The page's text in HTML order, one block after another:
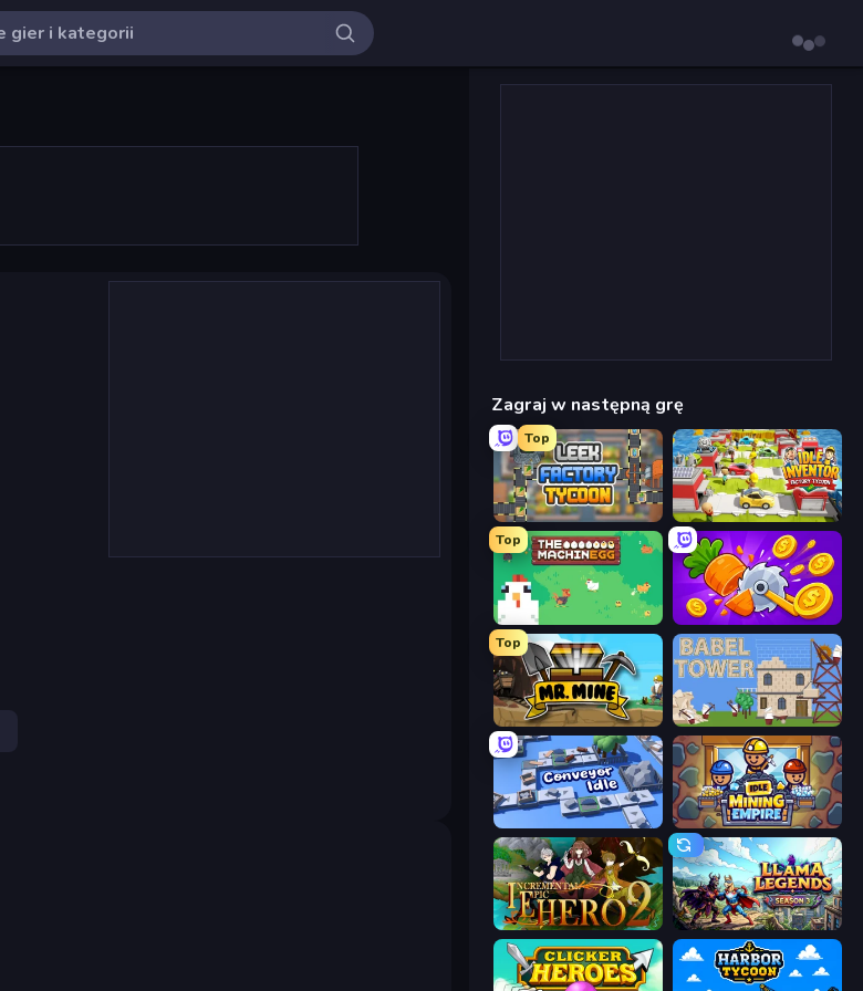
Zagraj w następną grę
Top
Leek Factory Tycoon Idle Inventor
Top
The MachinEGG Farm Ring Idle
Top
Mr. Mine Babel Tower
Conveyor Idle Idle Mining Empire
Incremental Epic Hero 2 Llama Legends